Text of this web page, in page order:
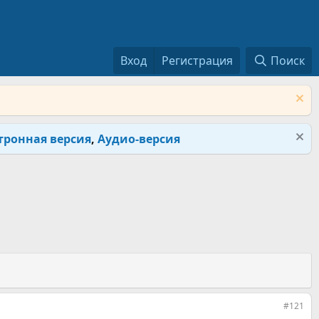
Вход Регистрация Поиск
версия, Аудио-версия
#121